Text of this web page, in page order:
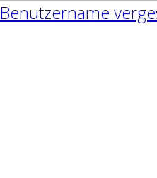
Benutzername